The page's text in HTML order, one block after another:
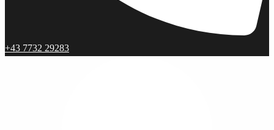
+43 7732 29283